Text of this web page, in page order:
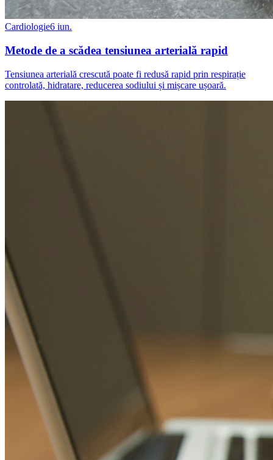
Cardiologie6 iun.
Metode de a scădea tensiunea arterială rapid
Tensiunea arterială crescută poate fi redusă rapid prin respirație
controlată, hidratare, reducerea sodiului și mișcare ușoară.